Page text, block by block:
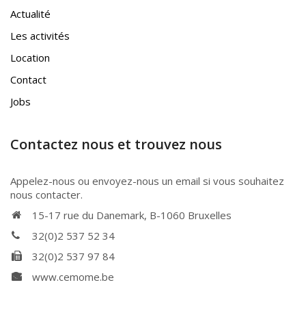
Actualité
Les activités
Location
Contact
Jobs
Contactez nous et trouvez nous
Appelez-nous ou envoyez-nous un email si vous souhaitez
nous contacter.
15-17 rue du Danemark, B-1060 Bruxelles
32(0)2 537 52 34
32(0)2 537 97 84
www.cemome.be